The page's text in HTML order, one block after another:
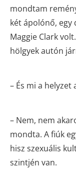
mondtam
két ápolónő, egy
Maggie Clark
hölgyek autón
– És mi a helyzet
– Nem, nem
mondta. A fiúk
hisz szexuális
szintjén van.